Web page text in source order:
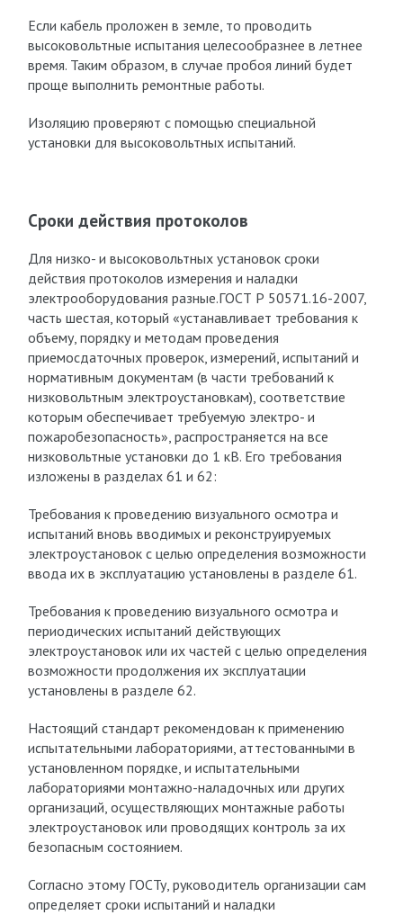
Если кабель проложен в земле, то проводить
высоковольтные испытания целесообразнее в летнее
время. Таким образом, в случае пробоя линий будет
проще выполнить ремонтные работы.
Изоляцию проверяют с помощью специальной
установки для высоковольтных испытаний.
Сроки действия протоколов
Для низко- и высоковольтных установок сроки
действия протоколов измерения и наладки
электрооборудования разные.ГОСТ Р 50571.16-2007,
часть шестая, который «устанавливает требования к
объему, порядку и методам проведения
приемосдаточных проверок, измерений, испытаний и
нормативным документам (в части требований к
низковольтным электроустановкам), соответствие
которым обеспечивает требуемую электро- и
пожаробезопасность», распространяется на все
низковольтные установки до 1 кВ. Его требования
изложены в разделах 61 и 62:
Требования к проведению визуального осмотра и
испытаний вновь вводимых и реконструируемых
электроустановок с целью определения возможности
ввода их в эксплуатацию установлены в разделе 61.
Требования к проведению визуального осмотра и
периодических испытаний действующих
электроустановок или их частей с целью определения
возможности продолжения их эксплуатации
установлены в разделе 62.
Настоящий стандарт рекомендован к применению
испытательными лабораториями, аттестованными в
установленном порядке, и испытательными
лабораториями монтажно-наладочных или других
организаций, осуществляющих монтажные работы
электроустановок или проводящих контроль за их
безопасным состоянием.
Согласно этому ГОСТу, руководитель организации сам
определяет сроки испытаний и наладки